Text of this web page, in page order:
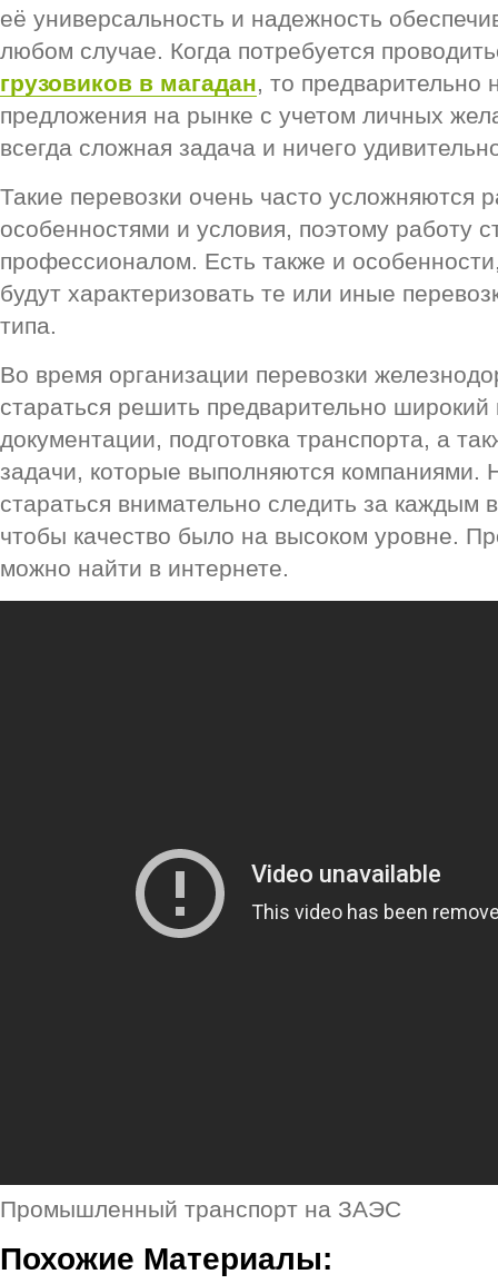
её универсальность и надежность
любом случае. Когда потребуется
грузовиков в магадан, то предварительно
предложения на рынке с учетом личных
всегда сложная задача и ничего
Такие перевозки очень часто усложняются
особенностями и условия, поэтому работу
профессионалом. Есть также и
будут характеризовать те или иные
типа.
Во время организации перевозки
стараться решить предварительно широкий
документации, подготовка транспорта, а
задачи, которые выполняются компаниями.
стараться внимательно следить за
чтобы качество было на высоком уровне.
можно найти в интернете.
Промышленный транспорт на ЗАЭС
Похожие Материалы: